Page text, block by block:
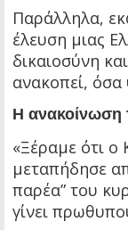
Παράλληλα,
έλευση μιας
δικαιοσύνη
ανακοπεί, όσα
Η ανακοίνωση
«Ξέραμε ότι ο
μεταπήδησε
παρέα” του
γίνει